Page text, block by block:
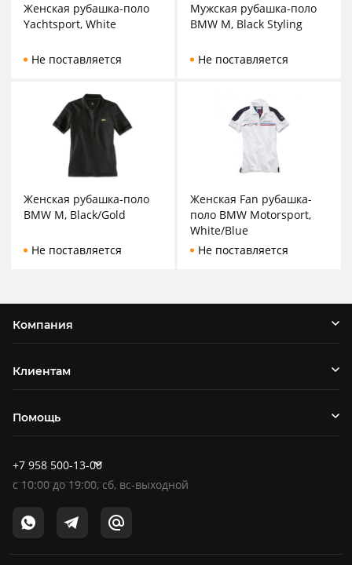
Женская рубашка-поло
Yachtsport, White
Не поставляется
Мужская рубашка-поло
BMW M, Black Styling
Не поставляется
Женская рубашка-поло
BMW M, Black/Gold
Не поставляется
Женская Fan рубашка-
поло BMW Motorsport,
White/Blue
Не поставляется
Компания
Клиентам
Помощь
+7 958 500-13-00
c10:00до19:00, сб, вс-выходной